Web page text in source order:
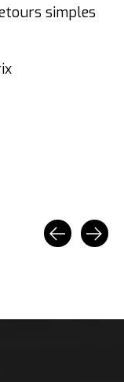
simples